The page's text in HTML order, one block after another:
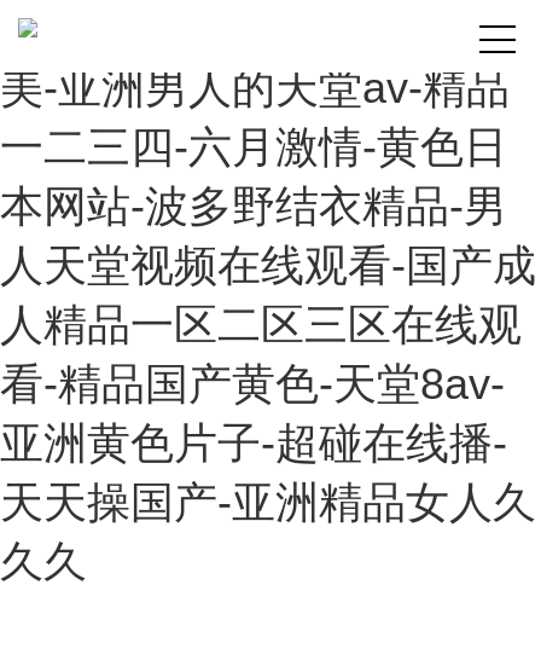
男欢女爱久石-小嫩嫩12欧
美-亚洲男人的天堂av-精品
一二三四-六月激情-黄色日
本网站-波多野结衣精品-男
人天堂视频在线观看-国产成
人精品一区二区三区在线观
看-精品国产黄色-天堂8av-
亚洲黄色片子-超碰在线播-
天天操国产-亚洲精品女人久
久久